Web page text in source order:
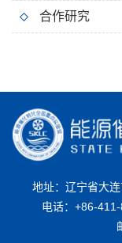
合作研究
地址：辽宁省大
电话：+86-